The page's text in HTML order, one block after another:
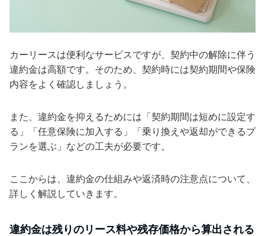
カーリースは便利なサービスですが、契約中の解除に伴う
違約金は高額です。そのため、契約時には契約期間や保険
内容をよく確認しましょう。
また、違約金を抑えるためには「契約期間は短めに設定す
る」「任意保険に加入する」「乗り換えや返却ができるプ
ランを選ぶ」などの工夫が必要です。
ここからは、違約金の仕組みや返済時の注意点について、
詳しく解説していきます。
違約金は残りのリース料や残存価格から算出される